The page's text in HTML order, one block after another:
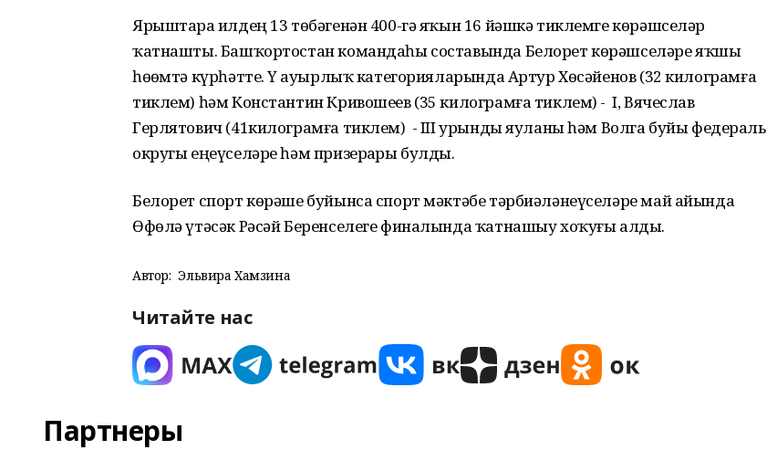
Ярыштарҙа илдең 13 төбәгенән 400-гә яҡын 16 йәшкә тиклемге көрәшселәр
ҡатнашты. Башҡортостан командаһы составында Белорет көрәшселәре яҡшы
һөҙөмтә күрһәтте. Үҙ ауырлыҡ категорияларында Артур Хөсәйенов (32 килограмға
тиклем) һәм Константин Кривошеев (35 килограмға тиклем) - I, Вячеслав
Герлятович (41килограмға тиклем) - III урынды яуланы һәм Волга буйы федераль
округы еңеүселәре һәм призерҙары булды.
Белорет спорт көрәше буйынса спорт мәктәбе тәрбиәләнеүселәре май айында
Өфөлә үтәсәк Рәсәй Беренселеге финалында ҡатнашыу хоҡуғы алды.
Автор: Эльвира Хамзина
Читайте нас
Партнеры